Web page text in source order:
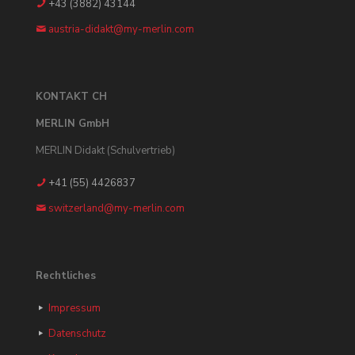
+43 (3882) 43144
austria-didakt@my-merlin.com
KONTAKT CH
MERLIN GmbH
MERLIN Didakt (Schulvertrieb)
+41 (55) 4426837
switzerland@my-merlin.com
Rechtliches
Impressum
Datenschutz